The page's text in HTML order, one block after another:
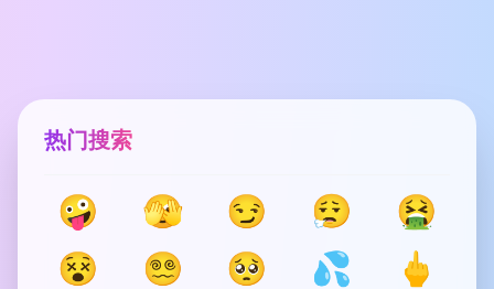
热门搜索
🤪 🫣 😏 😮‍💨
🤮
😵
😵‍💫 🥺 💦 🖕